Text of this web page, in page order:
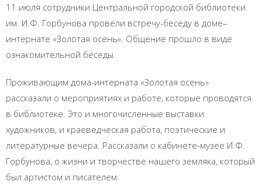
11 июля сотрудники Центральной городской библиотеки
им. И.Ф. Горбунова провели встречу-беседу в доме–
интернате «Золотая осень». Общение прошло в виде
ознакомительной беседы.
Проживающим дома-интерната «Золотая осень»
рассказали о мероприятиях и работе, которые проводятся
в библиотеке. Это и многочисленные выставки
художников, и краеведческая работа, поэтические и
литературные вечера. Рассказали о кабинете-музее И.Ф.
Горбунова, о жизни и творчестве нашего земляка, который
был артистом и писателем.